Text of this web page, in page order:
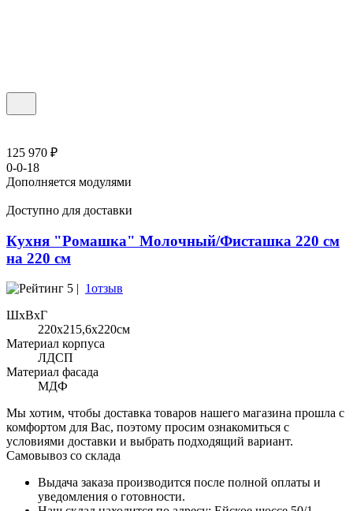
125 970 ₽
0-0-18
Дополняется модулями
Доступно для доставки
Кухня "Ромашка" Молочный/Фисташка 220 см
на 220 см
5 | 1отзыв
ШхВхГ
220x215,6х220см
Материал корпуса
ЛДСП
Материал фасада
МДФ
Мы хотим, чтобы доставка товаров нашего магазина прошла с
комфортом для Вас, поэтому просим ознакомиться с
условиями доставки и выбрать подходящий вариант.
Самовывоз со склада
Выдача заказа производится после полной оплаты и
уведомления о готовности.